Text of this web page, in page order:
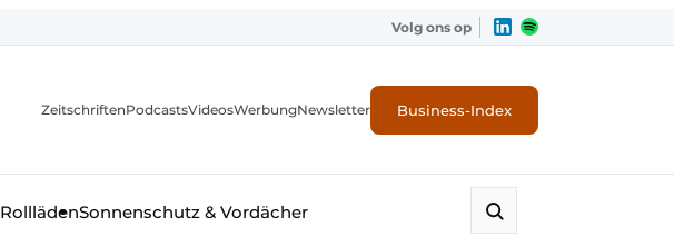
Volg ons op
ZeitschriftenPodcastsVideosWerbungNewsletter Business-Index
RolllädenSonnenschutz & Vordächer